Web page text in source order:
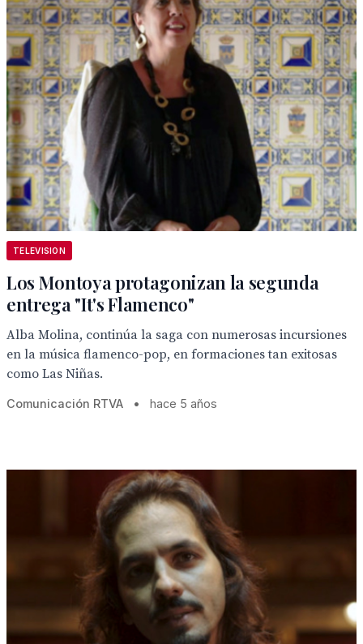
TELEVISION
Los Montoya protagonizan la segunda
entrega "It's Flamenco"
Alba Molina, continúa la saga con numerosas incursiones
en la música flamenco-pop, en formaciones tan exitosas
como Las Niñas.
Comunicación RTVA • hace 5 años